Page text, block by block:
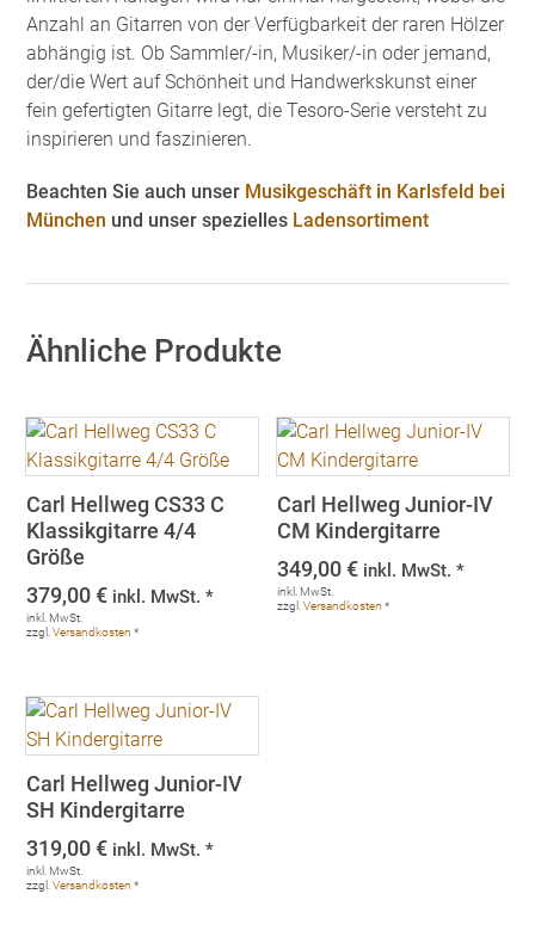
Anzahl an Gitarren von der Verfügbarkeit der raren Hölzer
abhängig ist. Ob Sammler/-in, Musiker/-in oder jemand,
der/die Wert auf Schönheit und Handwerkskunst einer
fein gefertigten Gitarre legt, die Tesoro-Serie versteht zu
inspirieren und faszinieren.
Beachten Sie auch unser Musikgeschäft in Karlsfeld bei
München und unser spezielles Ladensortiment
Ähnliche Produkte
Carl Hellweg CS33 C
Klassikgitarre 4/4
Größe
379,00€ inkl. MwSt. *
inkl. MwSt.
zzgl.Versandkosten *
Carl Hellweg Junior-IV
CM Kindergitarre
349,00€ inkl. MwSt. *
inkl. MwSt.
zzgl.Versandkosten *
Carl Hellweg Junior-IV
SH Kindergitarre
319,00€ inkl. MwSt. *
inkl. MwSt.
zzgl.Versandkosten *